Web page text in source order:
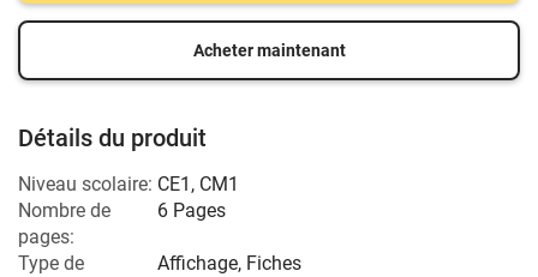
Acheter maintenant
Détails du produit
Niveau scolaire: CE1 , CM1
Nombre de
pages:
6 Pages
Type de
Affichage, Fiches